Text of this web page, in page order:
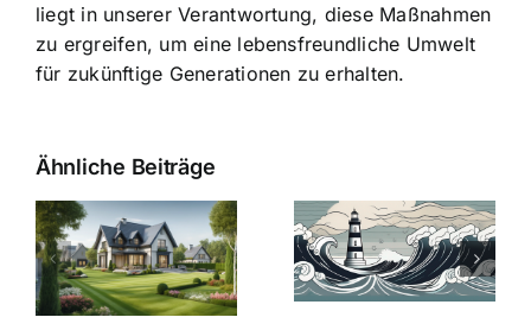
liegt in unserer Verantwortung, diese Maßnahmen
zu ergreifen, um eine lebensfreundliche Umwelt
für zukünftige Generationen zu erhalten.
Ähnliche Beiträge
Bauzinsen im
Sturm: Die
aktuelle
Entwicklung
Die Evolution
der
Bauzinsen: Ein
Blick in die